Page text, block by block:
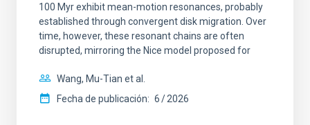
100 Myr exhibit mean-motion resonances, probably
established through convergent disk migration. Over
time, however, these resonant chains are often
disrupted, mirroring the Nice model proposed for
Wang, Mu-Tian et al.
Fecha de publicación: 6 2026